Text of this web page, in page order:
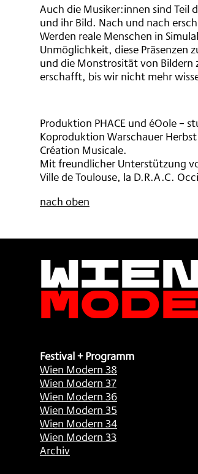
Auch die Musiker:innen sind Teil
und ihr Bild. Nach und nach
Werden reale Menschen in
Unmöglichkeit, diese Präsenzen
und die Monstrosität von Bildern
erschafft, bis wir nicht mehr
Produktion PHACE und éOole –
Koproduktion Warschauer
Création Musicale.
Mit freundlicher Unterstützung
Ville de Toulouse, la D.R.A.C.
nach oben
Festival + Programm
Wien Modern 38
Wien Modern 37
Wien Modern 36
Wien Modern 35
Wien Modern 34
Wien Modern 33
Archiv